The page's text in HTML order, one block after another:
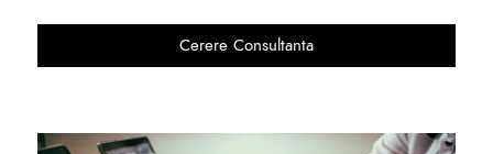
Cerere Consultanta